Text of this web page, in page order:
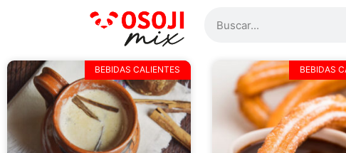
BEBIDAS CALIENTES BEBIDAS